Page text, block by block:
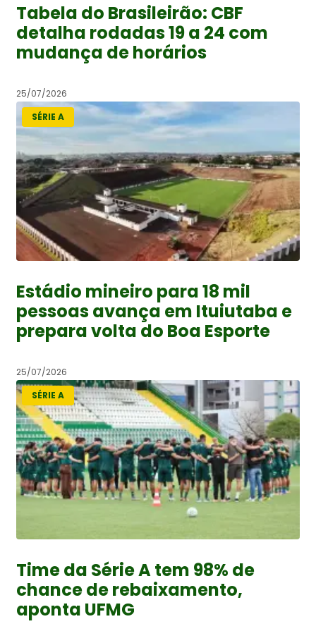
Tabela do Brasileirão: CBF
detalha rodadas 19 a 24 com
mudança de horários
25/07/2026
SÉRIE A
Estádio mineiro para 18 mil
pessoas avança em Ituiutaba e
prepara volta do Boa Esporte
25/07/2026
SÉRIE A
Time da Série A tem 98% de
chance de rebaixamento,
aponta UFMG